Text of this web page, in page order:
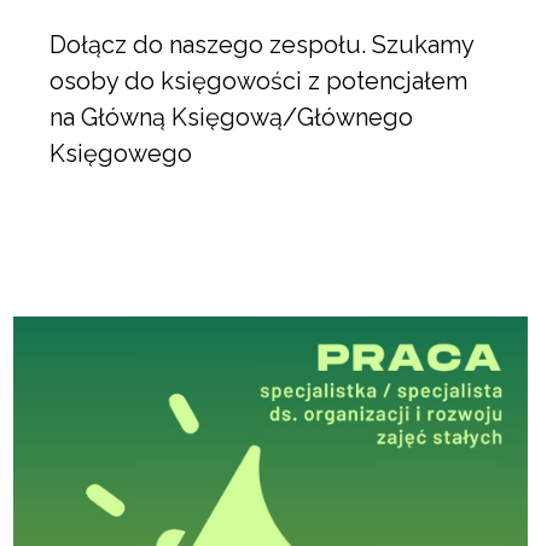
Dołącz do naszego zespołu. Szukamy
osoby do księgowości z potencjałem
na Główną Księgową/Głównego
Księgowego